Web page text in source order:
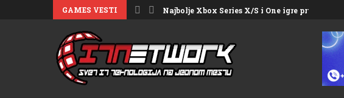
GAMES VESTI Najbolje Xbox Series X/S i One igre prve...